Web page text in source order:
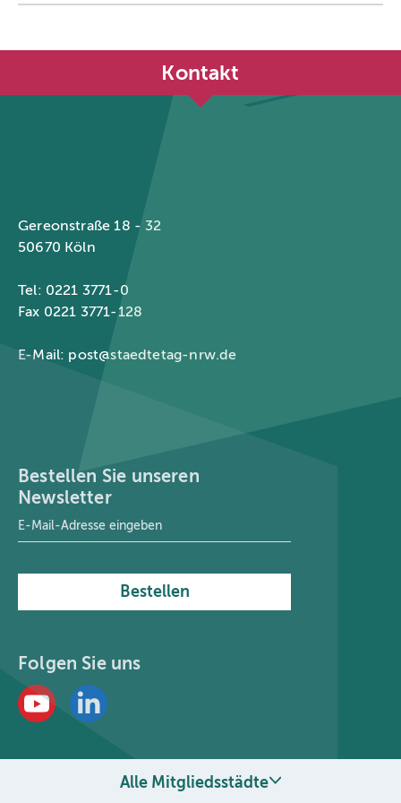
Kontakt
Gereonstraße 18 - 32
50670 Köln
Tel: 0221 3771-0
Fax 0221 3771-128
E-Mail: post@staedtetag-nrw.de
Bestellen Sie unseren
Newsletter
E-Mail-Adresse
Bestellen
Folgen Sie uns
Alle Mitgliedsstädte